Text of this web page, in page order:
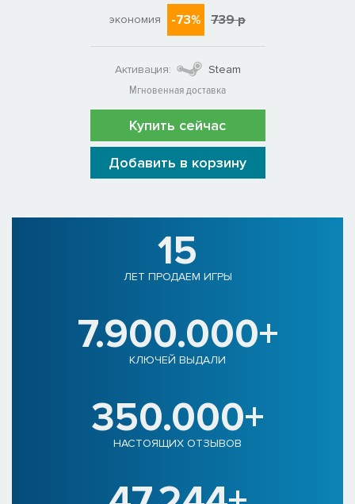
экономия -73% 739 р
Активация:
Steam
Мгновенная доставка
Купить сейчас
Добавить в корзину
15
ЛЕТ ПРОДАЕМ ИГРЫ
7.900.000+
КЛЮЧЕЙ ВЫДАЛИ
350.000+
НАСТОЯЩИХ ОТЗЫВОВ